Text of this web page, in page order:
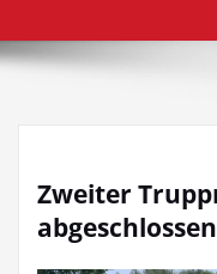
Zweiter
abgeschlossen